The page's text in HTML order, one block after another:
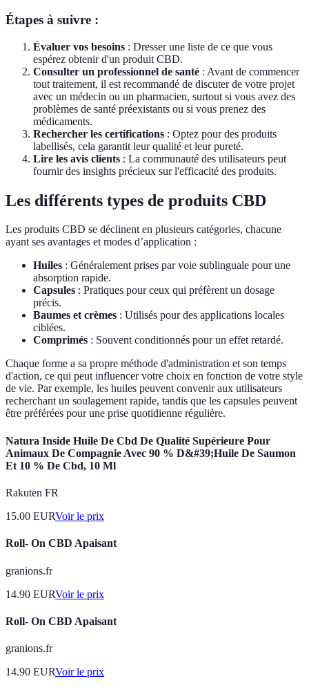
Étapes à suivre :
Évaluer vos besoins : Dresser une liste de ce que vous
espérez obtenir d'un produit CBD.
Consulter un professionnel de santé : Avant de commencer
tout traitement, il est recommandé de discuter de votre projet
avec un médecin ou un pharmacien, surtout si vous avez des
problèmes de santé préexistants ou si vous prenez des
médicaments.
Rechercher les certifications : Optez pour des produits
labellisés, cela garantit leur qualité et leur pureté.
Lire les avis clients : La communauté des utilisateurs peut
fournir des insights précieux sur l'efficacité des produits.
Les différents types de produits CBD
Les produits CBD se déclinent en plusieurs catégories, chacune
ayant ses avantages et modes d’application :
Huiles : Généralement prises par voie sublinguale pour une
absorption rapide.
Capsules : Pratiques pour ceux qui préfèrent un dosage
précis.
Baumes et crèmes : Utilisés pour des applications locales
ciblées.
Comprimés : Souvent conditionnés pour un effet retardé.
Chaque forme a sa propre méthode d'administration et son temps
d'action, ce qui peut influencer votre choix en fonction de votre style
de vie. Par exemple, les huiles peuvent convenir aux utilisateurs
recherchant un soulagement rapide, tandis que les capsules peuvent
être préférées pour une prise quotidienne régulière.
Natura Inside Huile De Cbd De Qualité Supérieure Pour
Animaux De Compagnie Avec 90 % D&#39;Huile De Saumon
Et 10 % De Cbd, 10 Ml
Rakuten FR
15.00 EURVoir le prix
Roll- On CBD Apaisant
granions.fr
14.90 EURVoir le prix
Roll- On CBD Apaisant
granions.fr
14.90 EURVoir le prix